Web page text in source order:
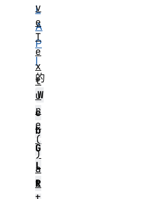
L
A
P
I
的
W
e
b
G
L
R
v
e
T
e
x
t
u
r
e
(
)
a
t